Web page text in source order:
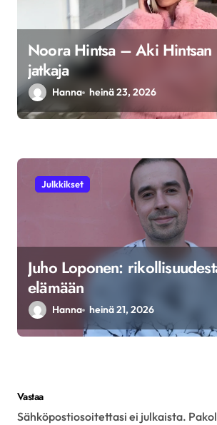
Noora Hintsa – Aki Hintsan
jatkaja
Hanna heinä 23, 2026
Julkkikset
Juho Loponen:
elämään
Hanna heinä 21, 2026
Vastaa
Sähköpostiosoitettasi ei julkaista.